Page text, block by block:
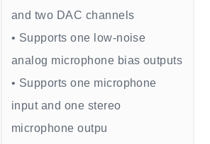
and two DAC channels
• Supports one low-noise
analog microphone bias outputs
• Supports one microphone
input and one stereo
microphone outpu